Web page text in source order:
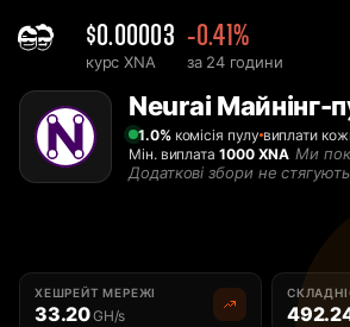
$0.00003
курс XNA
-0.41%
за 24 години
Home
Найкращий Neurai XNA майнінг-пул
Neurai Майнінг-
1.0%комісія пулу виплати
Мін. виплата 1000 XNA Ми
Додаткові збори не
ХЕШРЕЙТ МЕРЕЖІ
33.20GH/s